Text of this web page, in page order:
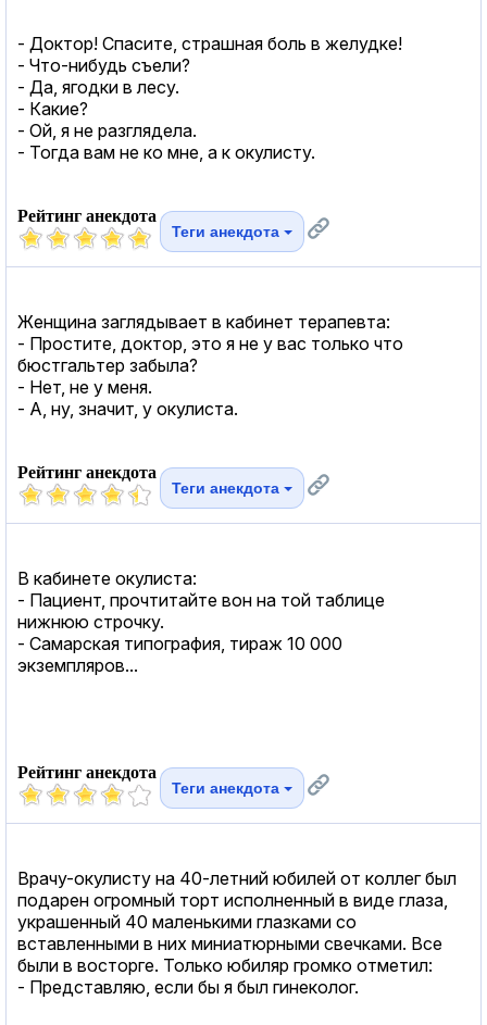
- Доктор! Спасите, страшная боль в желудке!
- Что-нибудь съели?
- Да, ягодки в лесу.
- Какие?
- Ой, я не разглядела.
- Тогда вам не ко мне, а к окулисту.
Рейтинг анекдота
Теги анекдота
Женщина заглядывает в кабинет терапевта:
- Простите, доктор, это я не у вас только что
бюстгальтер забыла?
- Нет, не у меня.
- А, ну, значит, у окулиста.
Рейтинг анекдота
Теги анекдота
В кабинете окулиста:
- Пациент, прочтитайте вон на той таблице
нижнюю строчку.
- Самарская типография, тираж 10 000
экземпляров...
Рейтинг анекдота
Теги анекдота
Врачу-окулисту на 40-летний юбилей от коллег был
подарен огромный торт исполненный в виде глаза,
украшенный 40 маленькими глазками со
вставленными в них миниатюрными свечками. Все
были в восторге. Только юбиляр громко отметил:
- Представляю, если бы я был гинеколог.